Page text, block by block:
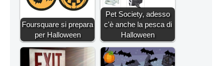
Foursquare si prepara
per Halloween
Pet Society, adesso
c'è anche la pesca di
Halloween